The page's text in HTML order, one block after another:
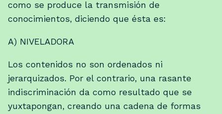
como se produce la transmisión de
conocimientos, diciendo que ésta es:
A) NIVELADORA
Los contenidos no son ordenados ni
jerarquizados. Por el contrario, una rasante
indiscriminación da como resultado que se
yuxtapongan, creando una cadena de formas